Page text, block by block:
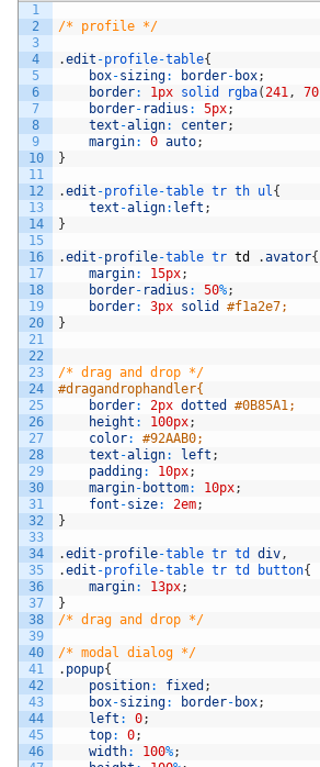
1
2
3
4
5
6
7
8
9
10
11
12
13
14
15
16
17
18
19
20
21
22
23
24
25
26
27
28
29
30
31
32
33
34
35
36
37
38
39
40
41
42
43
44
45
46
/* profile */
.edit -profile-table{
box-sizing: border- box;
border: 1px solid rgba(241, 70
border- radius : 5px;
text -align: center;
margin: 0 auto;
}
.edit -profile-table tr th ul{
text -align: left ;
}
.edit -profile-table tr td .avator{
margin: 15px;
border- radius : 50%;
border: 3px solid
#f1a2e7;
}
/* drag and drop */
#dragandrophandler{
border: 2px dotted
#0B85A1;
height : 100px;
color:
#92AAB0;
text -align: left ;
padding: 10px;
margin- bottom: 10px;
font -size: 2em;
}
.edit -profile-table tr td div,
.edit -profile-table tr td button{
margin: 13px;
}
/* drag and drop */
/* modal dialog */
. popup{
position: fixed ;
box-sizing: border- box;
left : 0;
top: 0;
width: 100%;